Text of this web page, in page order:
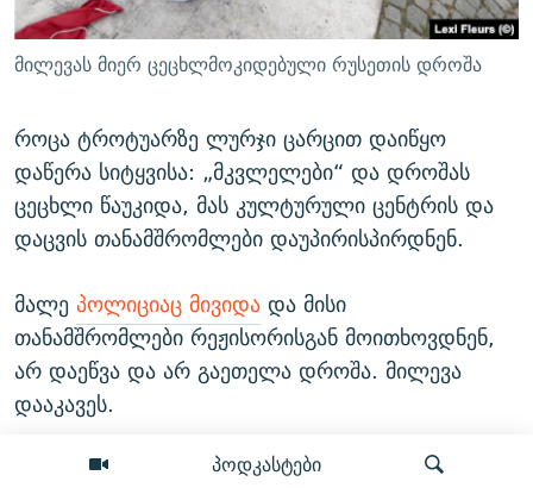
პოდკასტები
მილევას მიერ ცეცხლმოკიდებული რუსეთის დროშა
როცა ტროტუარზე ლურჯი ცარცით დაიწყო
დაწერა სიტყვისა: „მკვლელები“ და დროშას
ცეცხლი წაუკიდა, მას კულტურული ცენტრის და
დაცვის თანამშრომლები დაუპირისპირდნენ.
მალე პოლიციაც მივიდადა მისი
თანამშრომლები რეჟისორისგან მოითხოვდნენ,
არ დაეწვა და არ გაეთელა დროშა. მილევა
დააკავეს.
მისი დაკავება ოდნავ უსწრებდა წინ 1944 წლის